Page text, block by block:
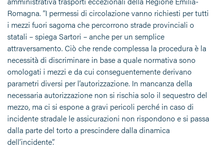
Romagna. “I permessi di circolazione vanno richiesti per tutti
i mezzi fuori sagoma che percorrono strade provinciali o
statali – spiega Sartori – anche per un semplice
attraversamento. Ciò che rende complessa la procedura è la
necessità di discriminare in base a quale normativa sono
omologati i mezzi e da cui conseguentemente derivano
parametri diversi per l’autorizzazione. In mancanza della
necessaria autorizzazione non si rischia solo il sequestro del
mezzo, ma ci si espone a gravi pericoli perché in caso di
incidente stradale le assicurazioni non rispondono e si passa
dalla parte del torto a prescindere dalla dinamica
dell’incidente”.